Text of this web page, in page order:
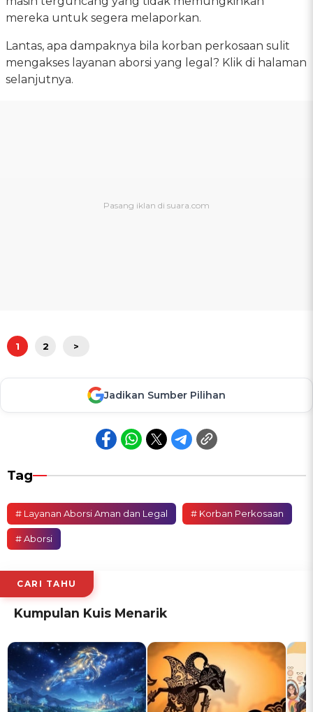
mereka untuk segera melaporkan.
Lantas, apa dampaknya bila korban perkosaan sulit
mengakses layanan aborsi yang legal? Klik di halaman
selanjutnya.
1 2 >
Jadikan Sumber Pilihan
Tag
# Layanan Aborsi Aman dan Legal # Korban Perkosaan
# Aborsi
CARI TAHU
Kumpulan Kuis Menarik